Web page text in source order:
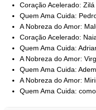
Coração Acelerado:
Quem Ama Cuida:
A Nobreza do Amor:
Coração Acelerado:
Quem Ama Cuida:
A Nobreza do Amor:
Quem Ama Cuida:
A Nobreza do Amor:
Quem Ama Cuida: